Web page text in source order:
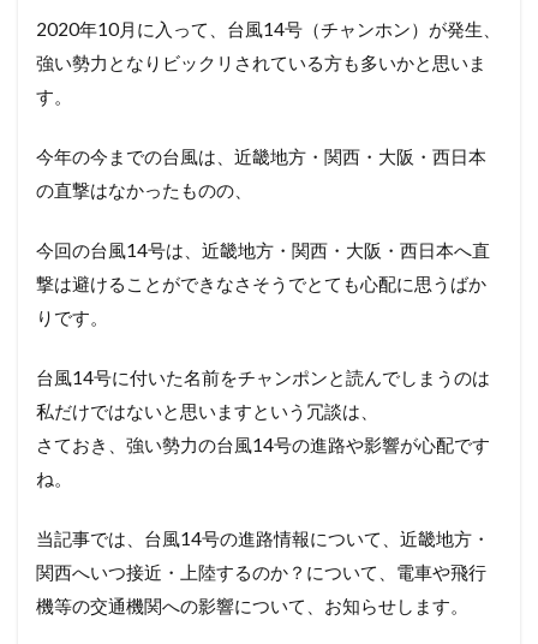
2020年10月に入って、台風14号（チャンホン）が発生、
強い勢力となりビックリされている方も多いかと思いま
す。
今年の今までの台風は、近畿地方・関西・大阪・西日本
の直撃はなかったものの、
今回の台風14号は、近畿地方・関西・大阪・西日本へ直
撃は避けることができなさそうでとても心配に思うばか
りです。
台風14号に付いた名前をチャンポンと読んでしまうのは
私だけではないと思いますという冗談は、
さておき、強い勢力の台風14号の進路や影響が心配です
ね。
当記事では、台風14号の進路情報について、近畿地方・
関西へいつ接近・上陸するのか？について、電車や飛行
機等の交通機関への影響について、お知らせします。